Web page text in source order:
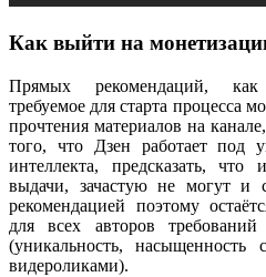
Как выйти на
Прямых рекомендаций, как
требуемое для старта процесса
прочтения материалов на
того, что Дзен работает под
интеллекта, предсказать,
выдачи, зачастую не могут и
рекомендацией поэтому
для всех авторов
(уникальность,
видероликами).